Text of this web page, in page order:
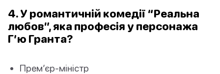
4. У романтичній комедії “Реальна
любов”, яка професія у персонажа
Г’ю Гранта?
Прем’єр-міністр